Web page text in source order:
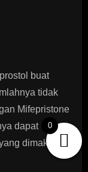
buat
tidak
Mifepristone
dapat
dimaksud
0